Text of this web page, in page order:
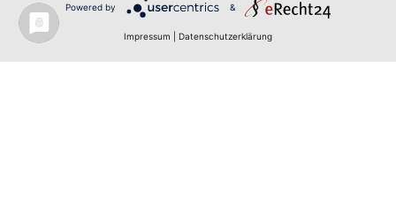
Powered by &
Impressum Datenschutzerklärung